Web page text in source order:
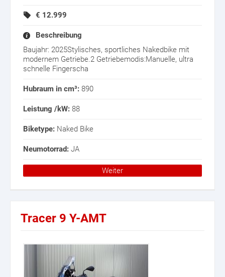
€ 12.999
Beschreibung
Baujahr: 2025Stylisches, sportliches Nakedbike mit
modernem Getriebe.2 Getriebemodis:Manuelle, ultra
schnelle Fingerscha
Hubraum in cm³: 890
Leistung /kW: 88
Biketype: Naked Bike
Neumotorrad: JA
Weiter
Tracer 9 Y-AMT